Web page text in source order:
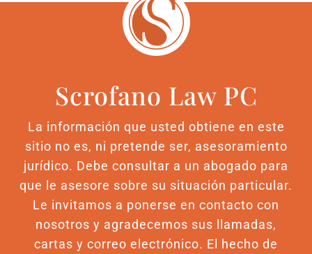
Scrofano Law PC
La información que usted obtiene en este
sitio no es, ni pretende ser, asesoramiento
jurídico. Debe consultar a un abogado para
que le asesore sobre su situación particular.
Le invitamos a ponerse en contacto con
nosotros y agradecemos sus llamadas,
cartas y correo electrónico. El hecho de